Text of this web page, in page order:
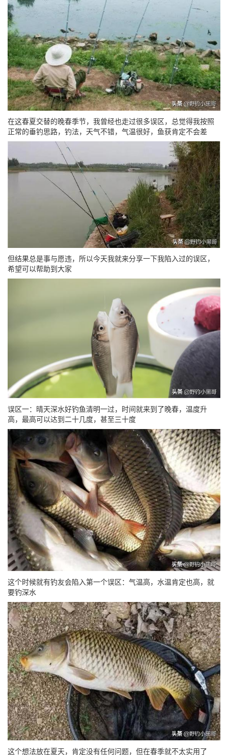
在这春夏交替的晚春季节，我曾经也走过很多误区，总觉得我按照
正常的垂钓思路，钓法，天气不错，气温很好，鱼获肯定不会差
但结果总是事与愿违，所以今天我就来分享一下我陷入过的误区，
希望可以帮助到大家
误区一：晴天深水好钓鱼清明一过，时间就来到了晚春，温度升
高，最高可以达到二十几度，甚至三十度
这个时候就有钓友会陷入第一个误区：气温高，水温肯定也高，就
要钓深水
这个想法放在夏天，肯定没有任何问题，但在春季就不太实用了